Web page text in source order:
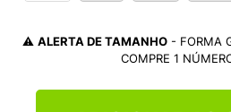
⚠️ ALERTA DE TAMANHO - FORMA
COMPRE 1